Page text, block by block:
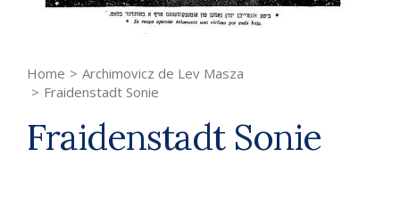
Home > Archimovicz de Lev Masza
> Fraidenstadt Sonie
Fraidenstadt Sonie